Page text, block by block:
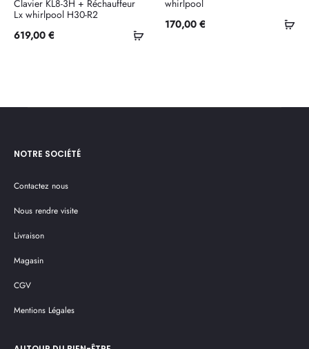
Ajouter
Clavier KL8-3H + Réchauffeur
Lx whirlpool H30-R2
619,00 €
whirlpool
170,00 €
NOTRE SOCIÉTÉ
Contactez nous
Nous rendre visite
Livraison
Magasin
CGV
Mentions Légales